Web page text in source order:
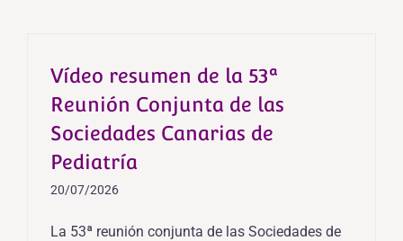
Vídeo resumen de la 53ª
Reunión Conjunta de las
Sociedades Canarias de
Pediatría
20/07/2026
La 53ª reunión conjunta de las Sociedades de